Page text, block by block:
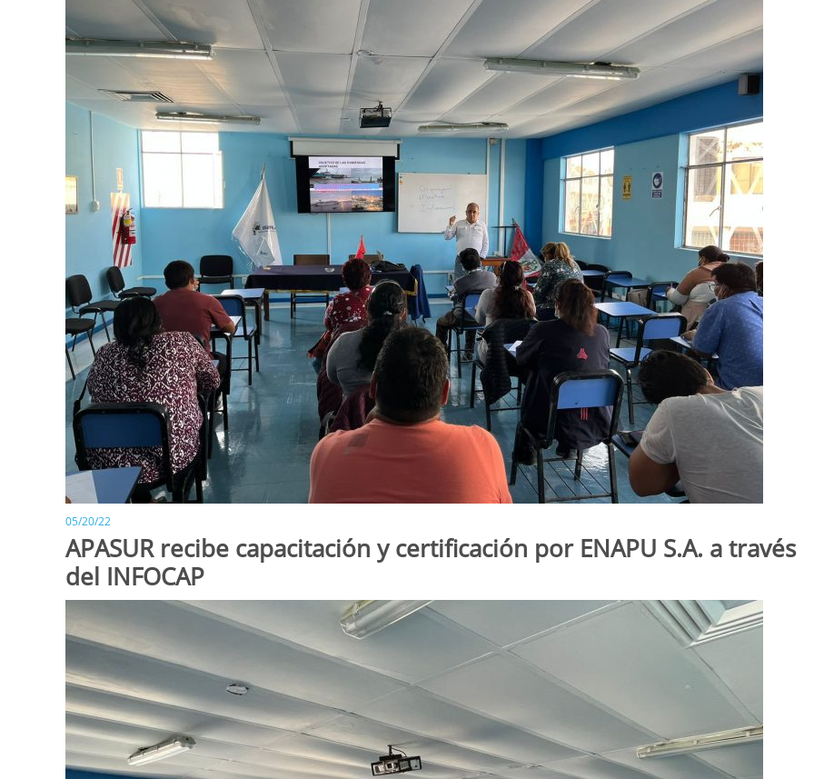
05/20/22
APASUR recibe capacitación y certificación por ENAPU S.A. a través
del INFOCAP